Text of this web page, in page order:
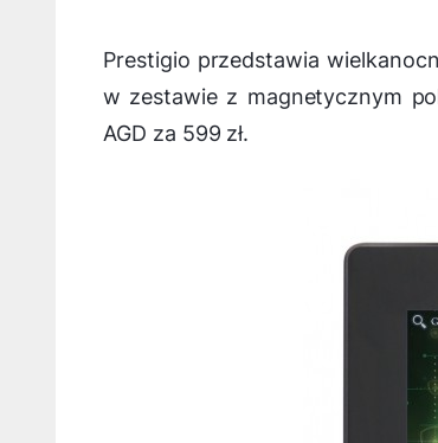
Prestigio przedstawia
w zestawie z magnetycznym
AGD za 599 zł.